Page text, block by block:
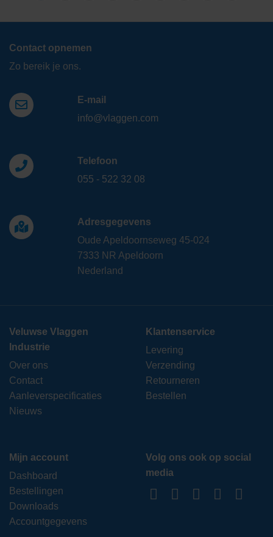
Contact opnemen
Zo bereik je ons.
E-mail
info@vlaggen.com
Telefoon
055 - 522 32 08
Adresgegevens
Oude Apeldoornseweg 45-024
7333 NR Apeldoorn
Nederland
Veluwse Vlaggen
Industrie
Over ons
Contact
Aanleverspecificaties
Nieuws
Klantenservice
Levering
Verzending
Retourneren
Bestellen
Mijn account
Dashboard
Bestellingen
Downloads
Accountgegevens
Volg ons ook op social
media